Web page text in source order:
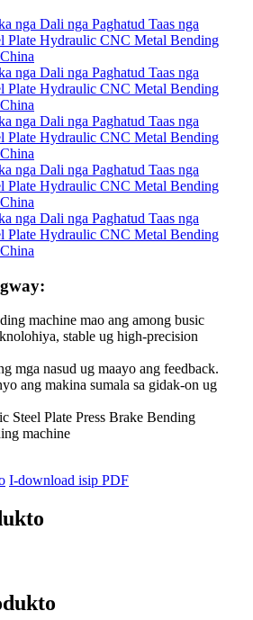
machine mao ang among busic
stable ug high-precision
mga nasud ug maayo ang feedback.
ang makina sumala sa gidak-on ug
Steel Plate Press Brake Bending
machine
I-download isip PDF